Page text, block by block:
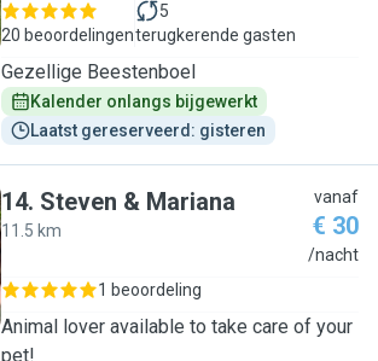
20 beoordelingen
5
terugkerende gasten
Gezellige Beestenboel
Kalender onlangs bijgewerkt
Laatst gereserveerd: gisteren
14. Steven & Mariana
11.5 km
vanaf
€ 30
/nacht
1 beoordeling
Animal lover available to take care of your
pet!